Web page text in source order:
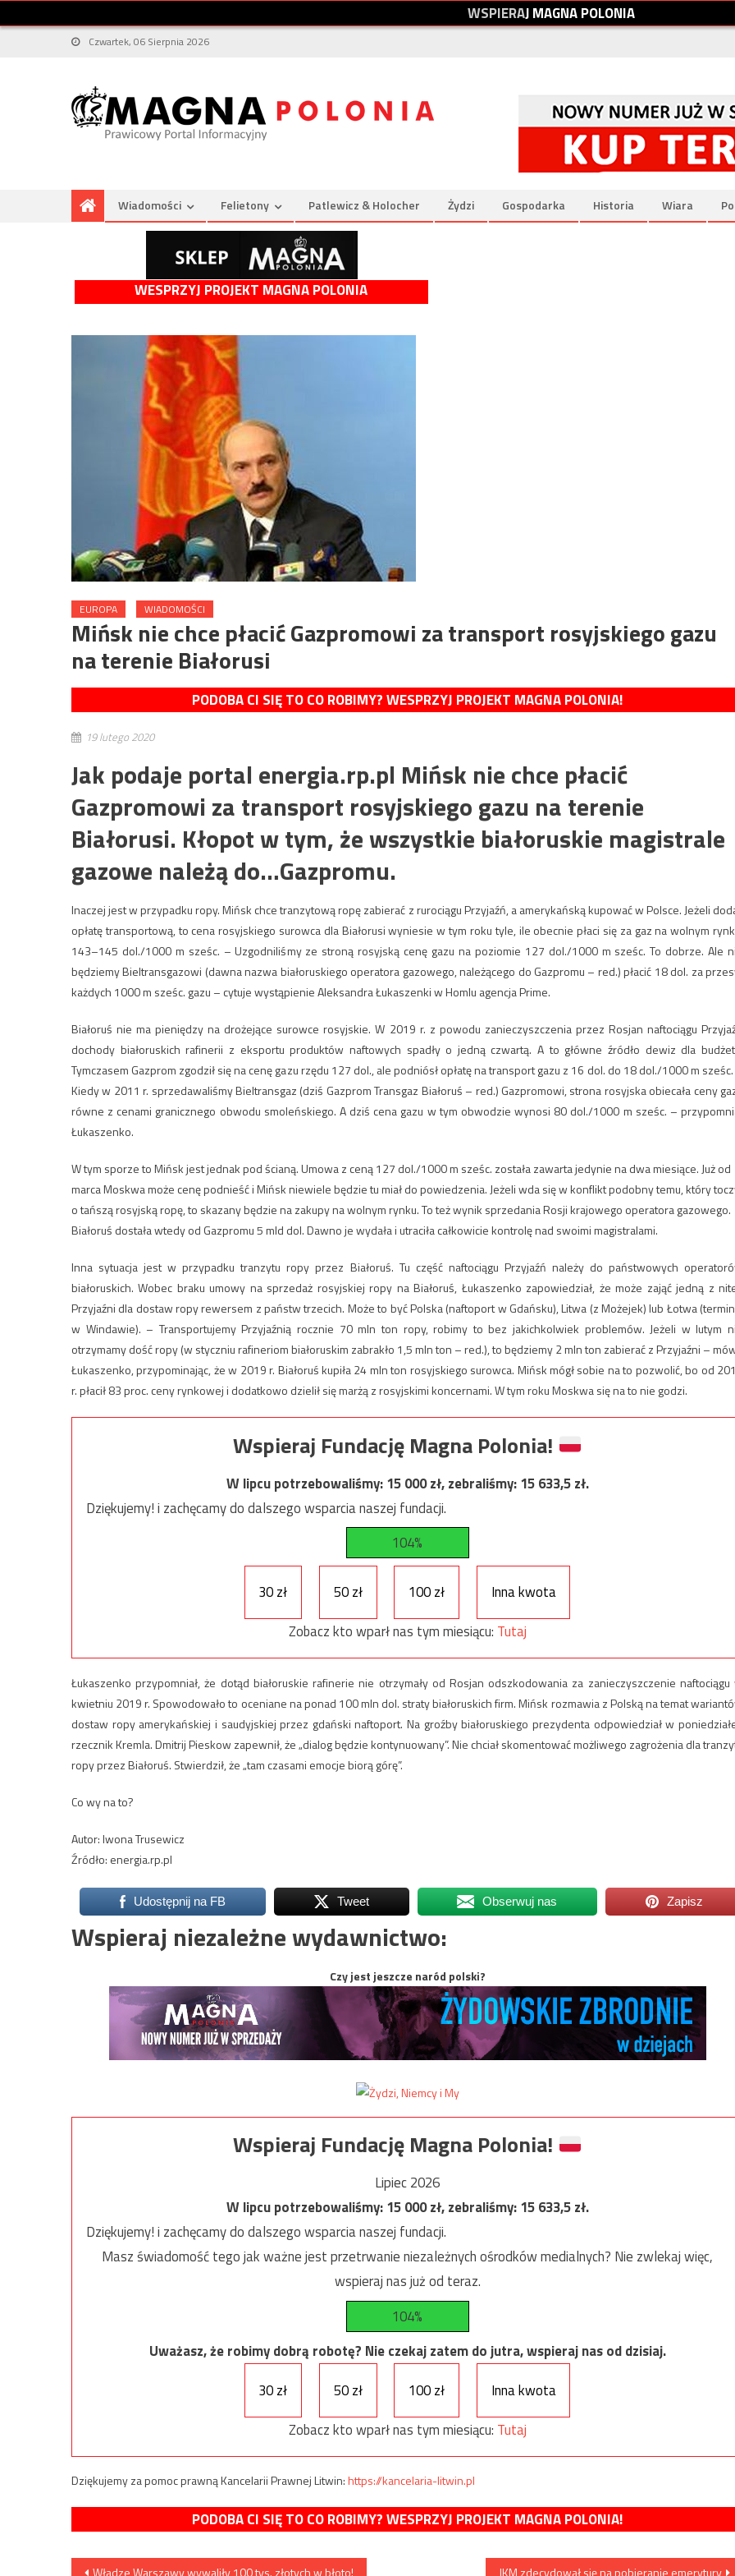
WSPIERAJMAGNAPOLONIA
Czwartek, 06 Sierpnia 2026
Wiadomości Felietony Patlewicz & Holocher Żydzi Gospodarka Historia Wiara
WESPRZYJ PROJEKT MAGNA POLONIA
EUROPA WIADOMOŚCI
Mińsk nie chce płacić Gazpromowi za transport rosyjskiego gazu
na terenie Białorusi
PODOBA CI SIĘ TO CO ROBIMY? WESPRZYJ PROJEKT MAGNA POLONIA!
19 lutego 2020
Jak podaje portal energia.rp.pl Mińsk nie chce płacić
Gazpromowi za transport rosyjskiego gazu na terenie
Białorusi. Kłopot w tym, że wszystkie białoruskie magistrale
gazowe należą do…Gazpromu.
Inaczej jest w przypadku ropy. Mińsk chce tranzytową ropę zabierać z rurociągu Przyjaźń, a amerykańską kupować w Polsce. Jeżeli
opłatę transportową, to cena rosyjskiego surowca dla Białorusi wyniesie w tym roku tyle, ile obecnie płaci się za gaz na wolnym
143–145 dol./1000 m sześc. – Uzgodniliśmy ze stroną rosyjską cenę gazu na poziomie 127 dol./1000 m sześc. To dobrze. Ale
będziemy Bieltransgazowi (dawna nazwa białoruskiego operatora gazowego, należącego do Gazpromu – red.) płacić 18 dol. za
każdych 1000 m sześc. gazu – cytuje wystąpienie Aleksandra Łukaszenki w Homlu agencja Prime.
Białoruś nie ma pieniędzy na drożejące surowce rosyjskie. W 2019 r. z powodu zanieczyszczenia przez Rosjan naftociągu
dochody białoruskich rafinerii z eksportu produktów naftowych spadły o jedną czwartą. A to główne źródło dewiz dla
Tymczasem Gazprom zgodził się na cenę gazu rzędu 127 dol., ale podniósł opłatę na transport gazu z 16 dol. do 18 dol./1000 m
Kiedy w 2011 r. sprzedawaliśmy Bieltransgaz (dziś Gazprom Transgaz Białoruś – red.) Gazpromowi, strona rosyjska obiecała ceny
równe z cenami granicznego obwodu smoleńskiego. A dziś cena gazu w tym obwodzie wynosi 80 dol./1000 m sześc. –
Łukaszenko.
W tym sporze to Mińsk jest jednak pod ścianą. Umowa z ceną 127 dol./1000 m sześc. została zawarta jedynie na dwa miesiące. Już od
marca Moskwa może cenę podnieść i Mińsk niewiele będzie tu miał do powiedzenia. Jeżeli wda się w konflikt podobny temu, który
o tańszą rosyjską ropę, to skazany będzie na zakupy na wolnym rynku. To też wynik sprzedania Rosji krajowego operatora gazowego.
Białoruś dostała wtedy od Gazpromu 5 mld dol. Dawno je wydała i utraciła całkowicie kontrolę nad swoimi magistralami.
Inna sytuacja jest w przypadku tranzytu ropy przez Białoruś. Tu część naftociągu Przyjaźń należy do państwowych
białoruskich. Wobec braku umowy na sprzedaż rosyjskiej ropy na Białoruś, Łukaszenko zapowiedział, że może zająć jedną z
Przyjaźni dla dostaw ropy rewersem z państw trzecich. Może to być Polska (naftoport w Gdańsku), Litwa (z Możejek) lub Łotwa
w Windawie). – Transportujemy Przyjaźnią rocznie 70 mln ton ropy, robimy to bez jakichkolwiek problemów. Jeżeli w lutym
otrzymamy dość ropy (w styczniu rafineriom białoruskim zabrakło 1,5 mln ton – red.), to będziemy 2 mln ton zabierać z Przyjaźni –
Łukaszenko, przypominając, że w 2019 r. Białoruś kupiła 24 mln ton rosyjskiego surowca. Mińsk mógł sobie na to pozwolić, bo od
r. płacił 83 proc. ceny rynkowej i dodatkowo dzielił się marżą z rosyjskimi koncernami. W tym roku Moskwa się na to nie godzi.
Wspieraj Fundację Magna Polonia!
W lipcu potrzebowaliśmy:15 000zł, zebraliśmy:15 633,5zł.
Dziękujemy! i zachęcamy do dalszego wsparcia naszej fundacji.
104%
30 zł 50 zł 100 zł
Inna kwota
Zobacz kto wparł nas tym miesiącu: Tutaj
Łukaszenko przypomniał, że dotąd białoruskie rafinerie nie otrzymały od Rosjan odszkodowania za zanieczyszczenie naftociągu
kwietniu 2019 r. Spowodowało to oceniane na ponad 100 mln dol. straty białoruskich firm. Mińsk rozmawia z Polską na temat
dostaw ropy amerykańskiej i saudyjskiej przez gdański naftoport. Na groźby białoruskiego prezydenta odpowiedział w
rzecznik Kremla. Dmitrij Pieskow zapewnił, że „dialog będzie kontynuowany”. Nie chciał skomentować możliwego zagrożenia dla
ropy przez Białoruś. Stwierdził, że „tam czasami emocje biorą górę”.
Co wy na to?
Autor: Iwona Trusewicz
Źródło: energia.rp.pl
Udostępnij na FB Tweet Obserwuj nas Zapisz
Wspieraj niezależne wydawnictwo:
Czy jest jeszcze naród polski?
Wspieraj Fundację Magna Polonia!
Lipiec 2026
W lipcu potrzebowaliśmy:15 000zł, zebraliśmy:15 633,5zł.
Dziękujemy! i zachęcamy do dalszego wsparcia naszej fundacji.
Masz świadomość tego jak ważne jest przetrwanie niezależnych ośrodków medialnych? Nie zwlekaj więc,
wspieraj nas już od teraz.
104%
Uważasz, że robimy dobrą robotę? Nie czekaj zatem do jutra, wspieraj nas od dzisiaj.
30 zł
50 zł 100 zł
Inna kwota
Zobacz kto wparł nas tym miesiącu: Tutaj
Dziękujemy za pomoc prawną Kancelarii Prawnej Litwin:https://kancelaria-litwin.pl
PODOBA CI SIĘ TO CO ROBIMY? WESPRZYJ PROJEKT MAGNA POLONIA!